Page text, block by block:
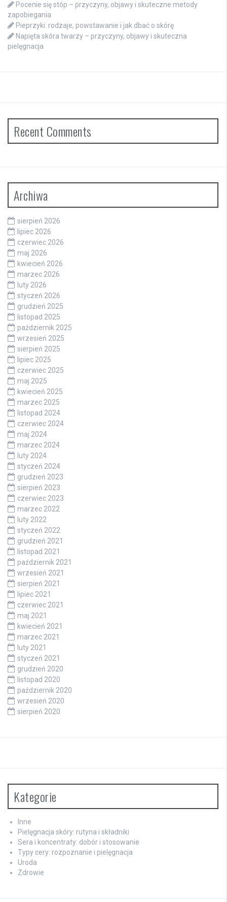
Pocenie się stóp – przyczyny, objawy i skuteczne metody
zapobiegania
Pieprzyki: rodzaje, powstawanie i jak dbać o skórę
Napięta skóra twarzy – przyczyny, objawy i skuteczna
pielęgnacja
Recent Comments
Archiwa
sierpień 2026
lipiec 2026
czerwiec 2026
maj 2026
kwiecień 2026
marzec 2026
luty 2026
styczeń 2026
grudzień 2025
listopad 2025
październik 2025
wrzesień 2025
sierpień 2025
lipiec 2025
czerwiec 2025
maj 2025
kwiecień 2025
marzec 2025
listopad 2024
czerwiec 2024
maj 2024
marzec 2024
luty 2024
styczeń 2024
grudzień 2023
sierpień 2023
czerwiec 2023
marzec 2022
luty 2022
styczeń 2022
grudzień 2021
listopad 2021
październik 2021
wrzesień 2021
sierpień 2021
lipiec 2021
czerwiec 2021
maj 2021
kwiecień 2021
marzec 2021
luty 2021
styczeń 2021
grudzień 2020
listopad 2020
październik 2020
wrzesień 2020
sierpień 2020
Kategorie
Inne
Pielęgnacja skóry: rutyna i składniki
Sera i koncentraty: dobór i stosowanie
Typy cery: rozpoznanie i pielęgnacja
Uroda
Zdrowie